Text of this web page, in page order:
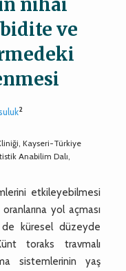
ve
2
Kayseri-Türkiye
Anabilim Dalı,
etkileyebilmesi
yol açması
küresel düzeyde
toraks travmalı
sistemlerinin yaş